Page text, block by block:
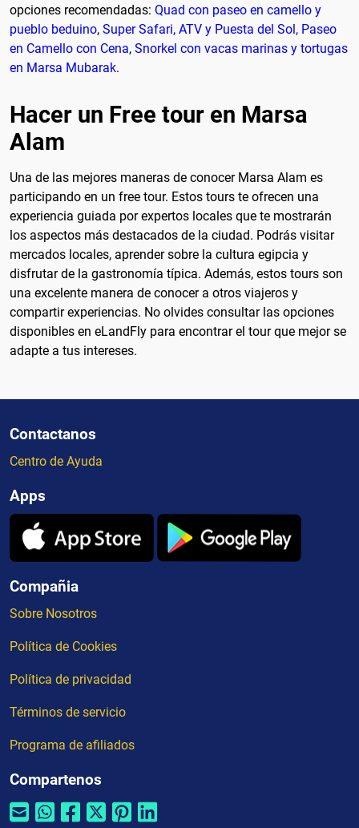
opciones recomendadas: Quad con paseo en camello y
pueblo beduino, Super Safari, ATV y Puesta del Sol, Paseo
en Camello con Cena, Snorkel con vacas marinas y tortugas
en Marsa Mubarak.
Hacer un Free tour en Marsa
Alam
Una de las mejores maneras de conocer Marsa Alam es
participando en un free tour. Estos tours te ofrecen una
experiencia guiada por expertos locales que te mostrarán
los aspectos más destacados de la ciudad. Podrás visitar
mercados locales, aprender sobre la cultura egipcia y
disfrutar de la gastronomía típica. Además, estos tours son
una excelente manera de conocer a otros viajeros y
compartir experiencias. No olvides consultar las opciones
disponibles en eLandFly para encontrar el tour que mejor se
adapte a tus intereses.
Contactanos
Centro de Ayuda
Apps
Compañia
Sobre Nosotros
Política de Cookies
Política de privacidad
Términos de servicio
Programa de afiliados
Compartenos